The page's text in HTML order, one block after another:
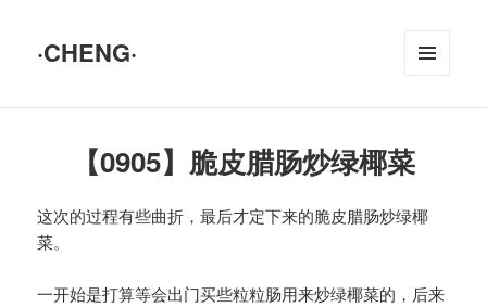
·CHENG·
【0905】脆皮腊肠炒绿椰菜
这次的过程有些曲折，最后才定下来的脆皮腊肠炒绿椰
菜。
一开始是打算等会出门买些粒粒肠用来炒绿椰菜的，后来